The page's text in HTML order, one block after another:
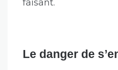
faisant.
Le danger de